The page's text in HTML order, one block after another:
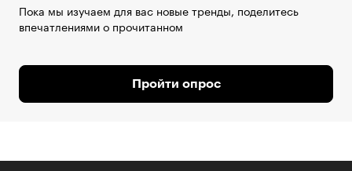
Пока мы изучаем для вас новые тренды, поделитесь
впечатлениями о прочитанном
Пройти опрос